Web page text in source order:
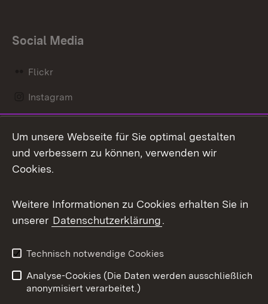
Social Media
Flickr
Instagram
Mastodon
Messenger
Social Wall
X / Twitter
Youtube
Um unsere Webseite für Sie optimal gestalten
und verbessern zu können, verwenden wir
Cookies.
Weitere Informationen zu Cookies erhalten Sie in
unserer Datenschutzerklärung.
Technisch notwendige Cookies
Analyse-Cookies (Die Daten werden ausschließlich
anonymisiert verarbeitet.)